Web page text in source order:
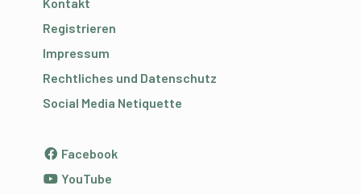
Registrieren
Impressum
Rechtliches und Datenschutz
Social Media Netiquette
Facebook
YouTube